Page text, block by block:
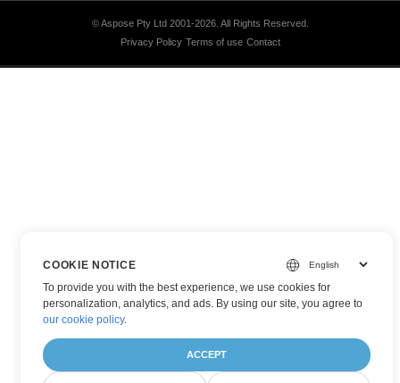
© Aspose Pty Ltd 2001-2026. All Rights Reserved.
Privacy Policy Terms of use Contact
COOKIE NOTICE
To provide you with the best experience, we use cookies for
personalization, analytics, and ads. By using our site, you agree to
our cookie policy.
ACCEPT